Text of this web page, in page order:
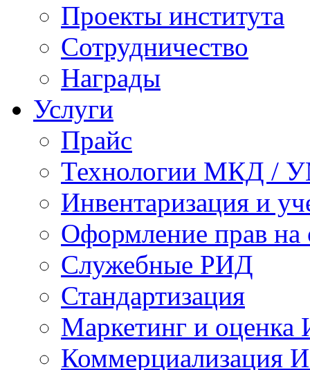
Проекты института
Сотрудничество
Награды
Услуги
Прайс
Технологии МКД /
Инвентаризация и
Оформление прав
Служебные РИД
Стандартизация
Маркетинг и оценка
Коммерциализация